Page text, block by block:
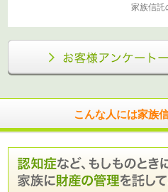
家族信託
こんな人には家族